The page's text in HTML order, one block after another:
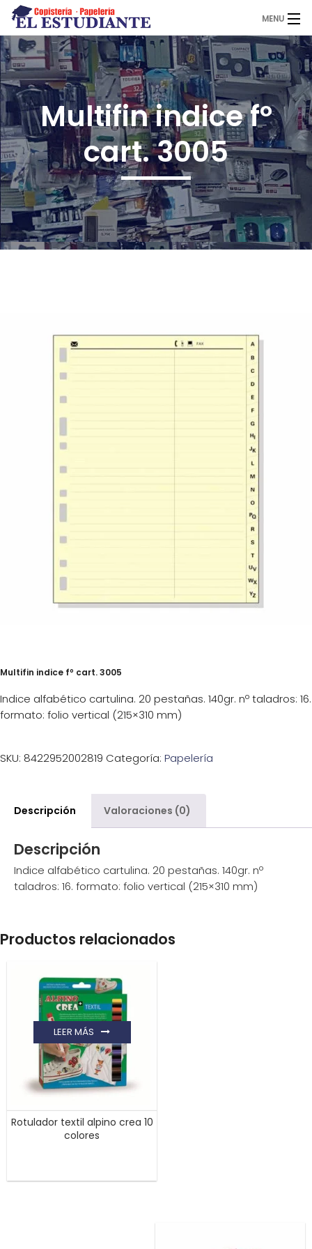
MENU
El Estudiante
Copistería
Papelería
Servicios
¿Quiénes Somos?
0,00€
Multifin indice fº
cart. 3005
Multifin indice fº cart. 3005
Indice alfabético cartulina. 20 pestañas. 140gr. nº taladros: 16.
formato: folio vertical (215×310 mm)
SKU: 8422952002819 Categoría: Papelería
Descripción Valoraciones (0)
Descripción
Indice alfabético cartulina. 20 pestañas. 140gr. nº
taladros: 16. formato: folio vertical (215×310 mm)
Productos relacionados
Rotulador textil alpino crea 10
colores
LEER MÁS